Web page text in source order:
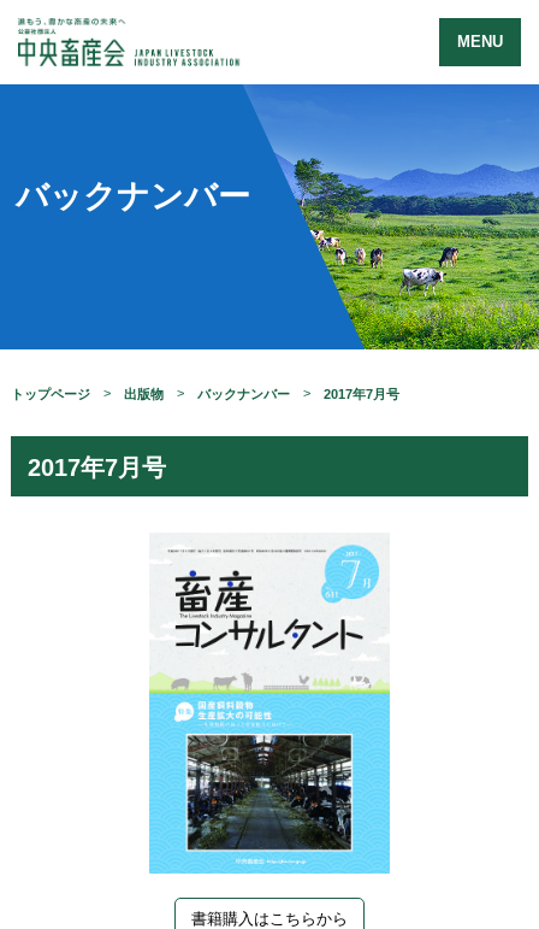
MENU
バックナンバー
トップページ 出版物 バックナンバー 2017年7月号
2017年7月号
書籍購入はこちらから